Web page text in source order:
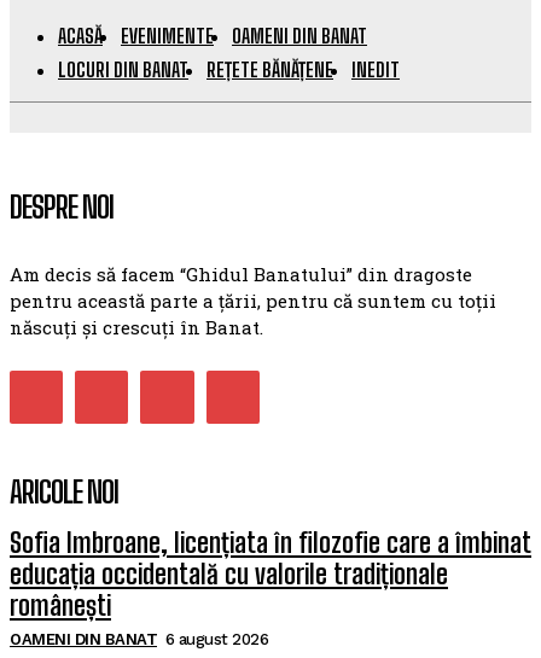
ACASĂ EVENIMENTE
OAMENI DIN BANAT
LOCURI DIN BANAT
REȚETE BĂNĂȚENE INEDIT
DESPRE NOI
Am decis să facem “Ghidul Banatului” din dragoste
pentru această parte a țării, pentru că suntem cu toții
născuți și crescuți în Banat.
ARICOLE NOI
Sofia Imbroane, licențiata în filozofie care a îmbinat
educația occidentală cu valorile tradiționale
românești
OAMENI DIN BANAT 6 august 2026